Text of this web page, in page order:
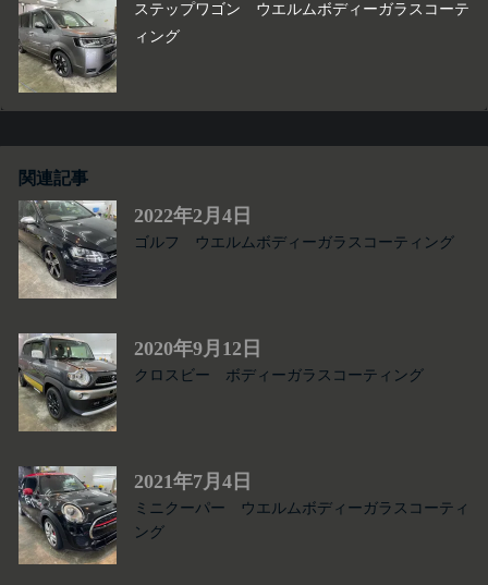
ステップワゴン ウエルムボディーガラスコーテ
ィング
関連記事
2022年2月4日
ゴルフ ウエルムボディーガラスコーティング
2020年9月12日
クロスビー ボディーガラスコーティング
2021年7月4日
ミニクーパー ウエルムボディーガラスコーティ
ング